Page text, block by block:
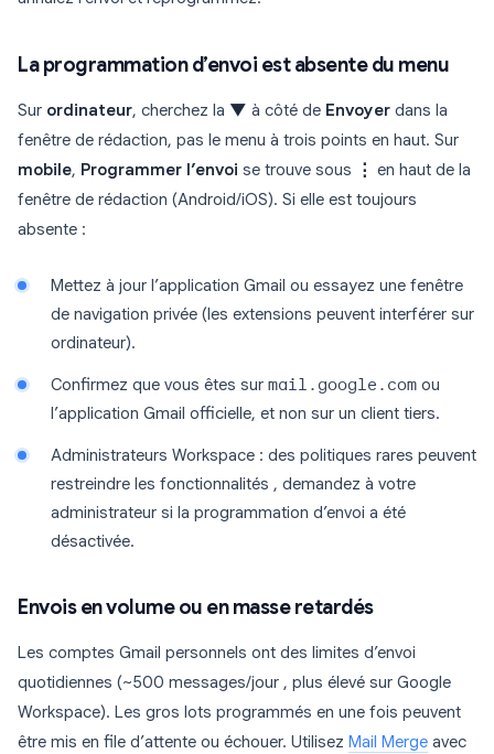
La programmation d’envoi est absente du menu
Sur ordinateur, cherchez la ▼ à côté de Envoyer dans la
fenêtre de rédaction, pas le menu à trois points en haut. Sur
mobile, Programmer l’envoi se trouve sous ⋮ en haut de la
fenêtre de rédaction (Android/iOS). Si elle est toujours
absente :
Mettez à jour l’application Gmail ou essayez une fenêtre
de navigation privée (les extensions peuvent interférer sur
ordinateur).
Confirmez que vous êtes sur mail.google.com ou
l’application Gmail officielle, et non sur un client tiers.
Administrateurs Workspace : des politiques rares peuvent
restreindre les fonctionnalités , demandez à votre
administrateur si la programmation d’envoi a été
désactivée.
Envois en volume ou en masse retardés
Les comptes Gmail personnels ont des limites d’envoi
quotidiennes (~500 messages/jour , plus élevé sur Google
Workspace). Les gros lots programmés en une fois peuvent
être mis en file d’attente ou échouer. Utilisez Mail Merge avec